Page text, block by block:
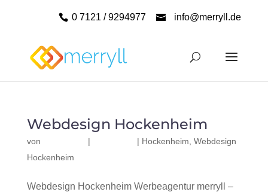
0 7121 / 9294977 info@merryll.de
Webdesign Hockenheim
von | | Hockenheim Webdesign
Hockenheim
Webdesign Hockenheim Werbeagentur merryll –